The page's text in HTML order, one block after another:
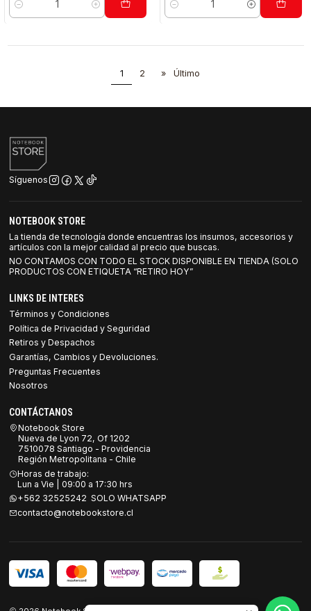
Cantidad Cantidad
1 2 » Último
Síguenos
NOTEBOOK STORE
La tienda de tecnología donde encuentras los insumos, accesorios y
artículos con la mejor calidad al precio que buscas.
NO CONTAMOS CON TODO EL STOCK DISPONIBLE EN TIENDA (SOLO
PRODUCTOS CON ETIQUETA “RETIRO HOY”
LINKS DE INTERES
Términos y Condiciones
Política de Privacidad y Seguridad
Retiros y Despachos
Garantías, Cambios y Devoluciones.
Preguntas Frecuentes
Nosotros
CONTÁCTANOS
Notebook Store
Nueva de Lyon 72, Of 1202
7510078 Santiago - Providencia
Región Metropolitana - Chile
Horas de trabajo:
Lun a Vie | 09:00 a 17:30 hrs
+562 32525242 SOLO WHATSAPP
contacto@notebookstore.cl